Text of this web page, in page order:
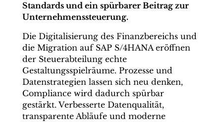
Standards und ein spürbarer Beitrag zur
Unternehmenssteuerung.
Die Digitalisierung des Finanzbereichs und
die Migration auf SAP S/4HANA eröffnen
der Steuerabteilung echte
Gestaltungsspielräume. Prozesse und
Datenstrategien lassen sich neu denken,
Compliance wird dadurch spürbar
gestärkt. Verbesserte Datenqualität,
transparente Abläufe und moderne